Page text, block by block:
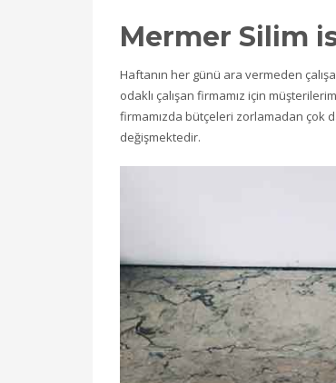
Mermer Silim
Haftanın her günü ara vermeden
odaklı çalışan firmamız için
firmamızda bütçeleri zorlamadan çok
değişmektedir.